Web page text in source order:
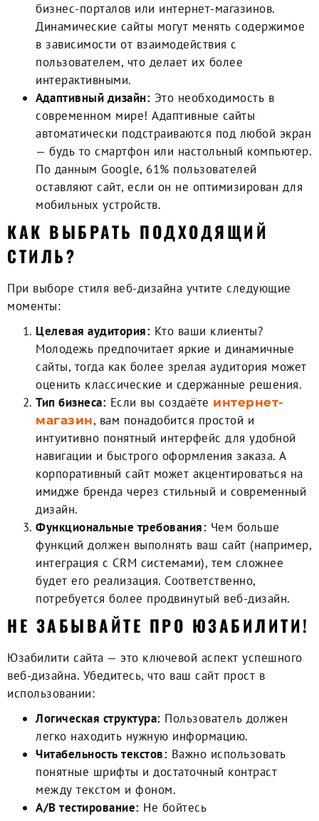
бизнес-порталов или интернет-магазинов.
Динамические сайты могут менять содержимое
в зависимости от взаимодействия с
пользователем, что делает их более
интерактивными.
Адаптивный дизайн: Это необходимость в
современном мире! Адаптивные сайты
автоматически подстраиваются под любой экран
— будь то смартфон или настольный компьютер.
По данным Google, 61% пользователей
оставляют сайт, если он не оптимизирован для
мобильных устройств.
КАК ВЫБРАТЬ ПОДХОДЯЩИЙ
СТИЛЬ?
При выборе стиля веб-дизайна учтите следующие
моменты:
Целевая аудитория: Кто ваши клиенты?
Молодежь предпочитает яркие и динамичные
сайты, тогда как более зрелая аудитория может
оценить классические и сдержанные решения.
Тип бизнеса: Если вы создаёте интернет-
магазин, вам понадобится простой и
интуитивно понятный интерфейс для удобной
навигации и быстрого оформления заказа. А
корпоративный сайт может акцентироваться на
имидже бренда через стильный и современный
дизайн.
Функциональные требования: Чем больше
функций должен выполнять ваш сайт (например,
интеграция с CRM системами), тем сложнее
будет его реализация. Соответственно,
потребуется более продвинутый веб-дизайн.
НЕ ЗАБЫВАЙТЕ ПРО ЮЗАБИЛИТИ!
Юзабилити сайта — это ключевой аспект успешного
веб-дизайна. Убедитесь, что ваш сайт прост в
использовании:
Логическая структура: Пользователь должен
легко находить нужную информацию.
Читабельность текстов: Важно использовать
понятные шрифты и достаточный контраст
между текстом и фоном.
A/B тестирование: Не бойтесь